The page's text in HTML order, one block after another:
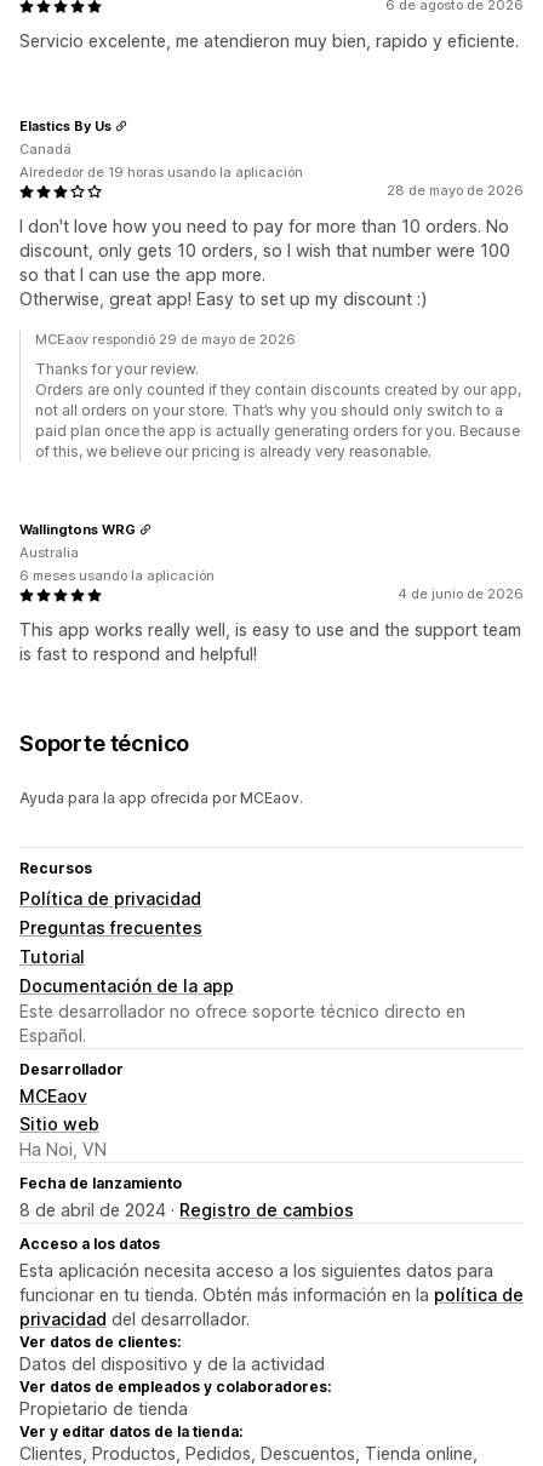
6 de agosto de 2026
Servicio excelente, me atendieron muy bien, rapido y eficiente.
28 de mayo de 2026
I don't love how you need to pay for more than 10 orders. No
discount, only gets 10 orders, so I wish that number were 100
so that I can use the app more.
Otherwise, great app! Easy to set up my discount :)
Elastics By Us
Canadá
Alrededor de 19 horas usando la aplicación
MCEaov respondió 29 de mayo de 2026
Thanks for your review.
Orders are only counted if they contain discounts created by our app,
not all orders on your store. That’s why you should only switch to a
paid plan once the app is actually generating orders for you. Because
of this, we believe our pricing is already very reasonable.
4 de junio de 2026
This app works really well, is easy to use and the support team
is fast to respond and helpful!
Wallingtons WRG
Australia
6 meses usando la aplicación
Soporte técnico
Ayuda para la app ofrecida por MCEaov.
Recursos
Política de privacidad
Preguntas frecuentes
Tutorial
Documentación de la app
Este desarrollador no ofrece soporte técnico directo en
Español.
Desarrollador
MCEaov
Sitio web
Ha Noi, VN
Fecha de lanzamiento
8 de abril de 2024 · Registro de cambios
Acceso a los datos
Esta aplicación necesita acceso a los siguientes datos para
funcionar en tu tienda. Obtén más información en la política de
privacidad del desarrollador.
Ver datos de clientes:
Datos del dispositivo y de la actividad
Ver datos de empleados y colaboradores:
Propietario de tienda
Ver y editar datos de la tienda:
Clientes, Productos, Pedidos, Descuentos, Tienda online,